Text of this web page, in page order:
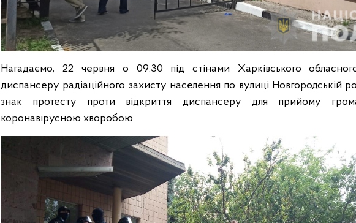
Нагадаємо, 22 червня о 09:30 під стінами Харківського обласного
диспансеру радіаційного захисту населення по вулиці Новгородській
знак протесту проти відкриття диспансеру для прийому
коронавірусною хворобою.